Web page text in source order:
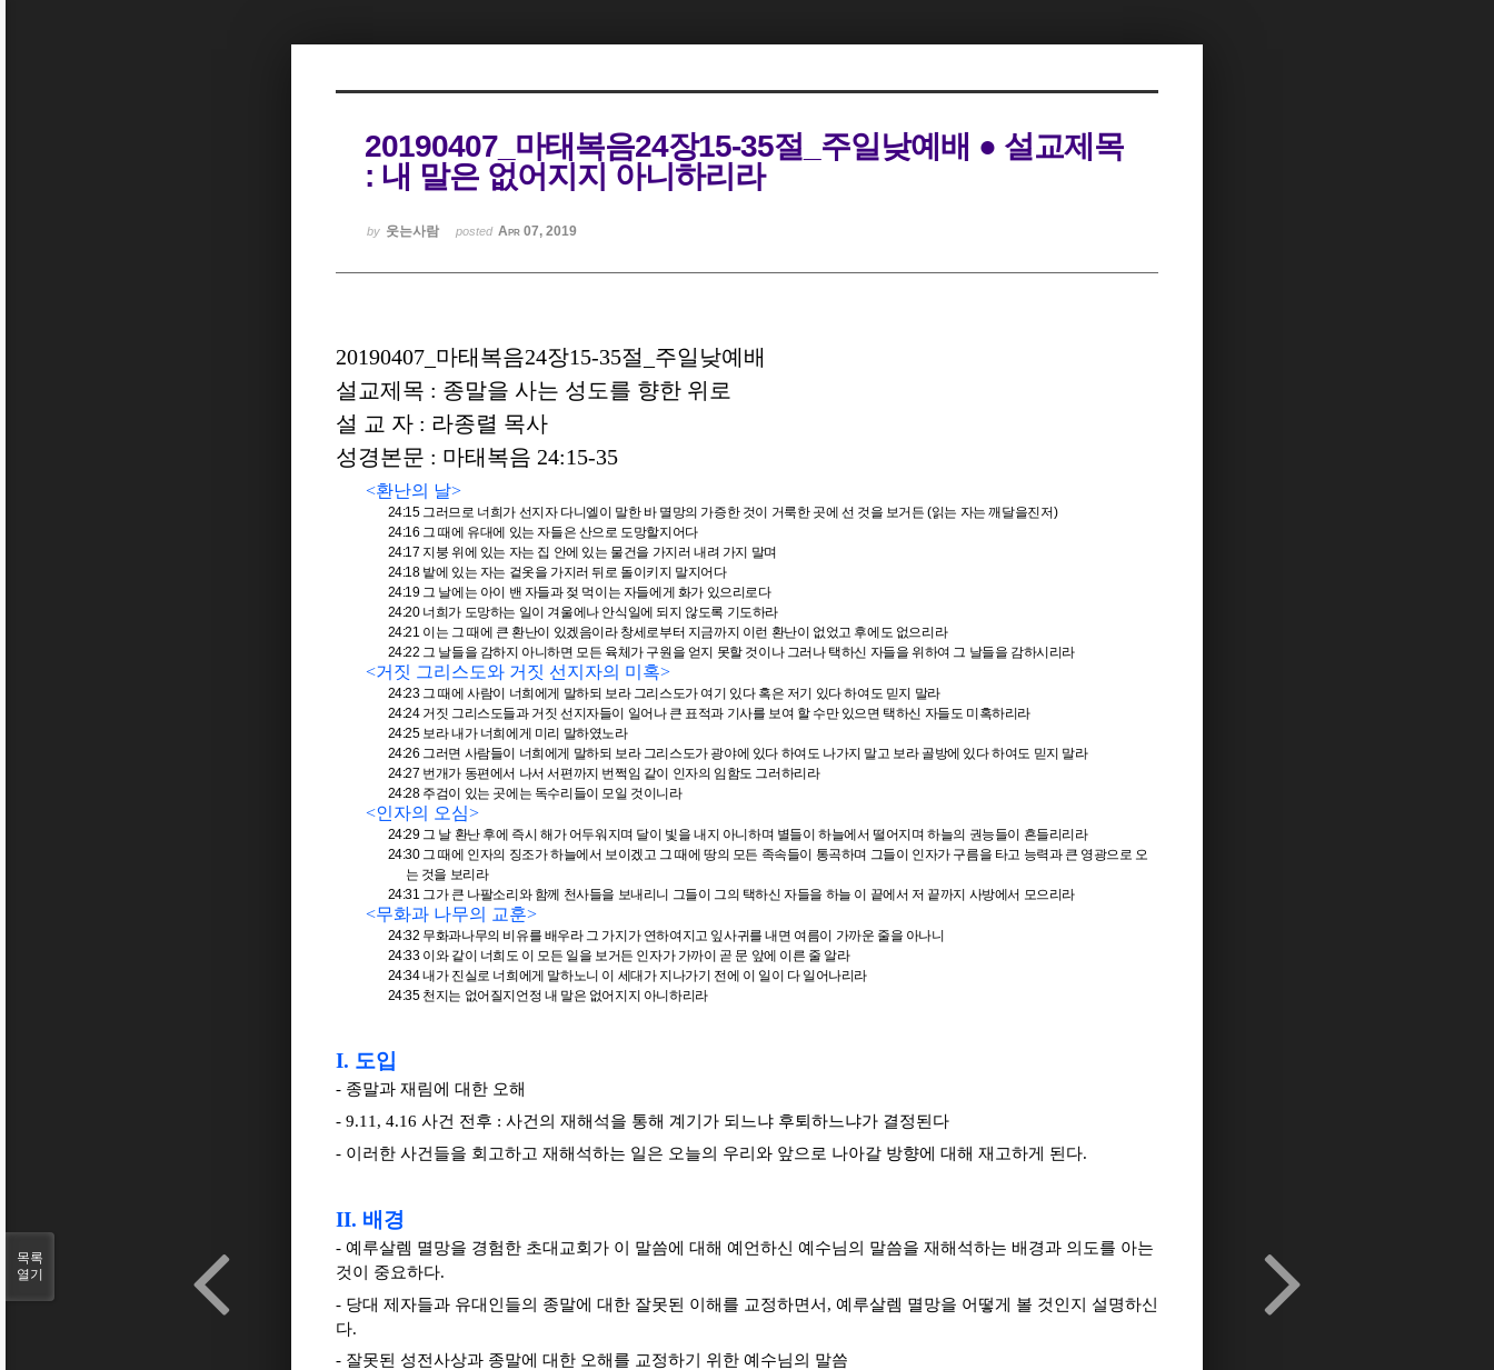
20190407_마태복음24장15-35절_주일낮예배 ● 설교제목
: 내 말은 없어지지 아니하리라
by 웃는사람 posted Apr 07, 2019
20190407_ 마태복음24장15-35절
주일낮예배
설교제목 : 종말을 사는 성도를 향한 위로
설 교 자 : 라종렬 목사
성경본문 : 마태복음 24:15-35
<환난의 날>
24:15 그러므로 너희가 선지자 다니엘이 말한 바 멸망의 가증한 것이 거룩한 곳에 선 것을 보거든(읽는 자는 깨달을진저)
24:16 그 때에 유대에 있는 자들은 산으로 도망할지어다
24:17 지붕 위에 있는 자는 집 안에 있는 물건을 가지러 내려 가지 말며
24:18 밭에 있는 자는 겉옷을 가지러 뒤로 돌이키지 말지어다
24:19 그 날에는 아이 밴 자들과 젖 먹이는 자들에게 화가 있으리로다
24:20 너희가 도망하는 일이 겨울에나 안식일에 되지 않도록 기도하라
24:21 이는 그 때에 큰 환난이 있겠음이라 창세로부터 지금까지 이런 환난이 없었고 후에도 없으리라
24:22 그 날들을 감하지 아니하면 모든 육체가 구원을 얻지 못할 것이나 그러나 택하신 자들을 위하여 그 날들을 감하시리라
<거짓 그리스도와 거짓 선지자의 미혹>
24:23 그 때에 사람이 너희에게 말하되 보라 그리스도가 여기 있다 혹은 저기 있다 하여도 믿지 말라
24:24 거짓 그리스도들과 거짓 선지자들이 일어나 큰 표적과 기사를 보여 할 수만 있으면 택하신 자들도 미혹하리라
24:25 보라 내가 너희에게 미리 말하였노라
24:26 그러면 사람들이 너희에게 말하되 보라 그리스도가 광야에 있다 하여도 나가지 말고 보라 골방에 있다 하여도 믿지 말라
24:27 번개가 동편에서 나서 서편까지 번쩍임 같이 인자의 임함도 그러하리라
24:28 주검이 있는 곳에는 독수리들이 모일 것이니라
<인자의 오심>
24:29 그 날 환난 후에 즉시 해가 어두워지며 달이 빛을 내지 아니하며 별들이 하늘에서 떨어지며 하늘의 권능들이 흔들리리라
24:30 그 때에 인자의 징조가 하늘에서 보이겠고 그 때에 땅의 모든 족속들이 통곡하며 그들이 인자가 구름을 타고 능력과 큰 영광으로 오
는 것을 보리라
24:31 그가 큰 나팔소리와 함께 천사들을 보내리니 그들이 그의 택하신 자들을 하늘 이 끝에서 저 끝까지 사방에서 모으리라
<무화과 나무의 교훈>
24:32 무화과나무의 비유를 배우라 그 가지가 연하여지고 잎사귀를 내면 여름이 가까운 줄을 아나니
24:33 이와 같이 너희도 이 모든 일을 보거든 인자가 가까이 곧 문 앞에 이른 줄 알라
24:34내가 진실로 너희에게 말하노니 이 세대가 지나가기 전에 이 일이 다 일어나리라
24:35 천지는 없어질지언정 내 말은 없어지지 아니하리라
I. 도입
- 종말과 재림에 대한 오해
- 9.11, 4.16 사건 전후 : 사건의 재해석을 통해 계기가 되느냐 후퇴하느냐가 결정된다
- 이러한 사건들을 회고하고 재해석하는 일은 오늘의 우리와 앞으로 나아갈 방향에 대해 재고하게 된다.
II. 배경
- 예루살렘 멸망을 경험한 초대교회가 이 말씀에 대해 예언하신 예수님의 말씀을 재해석하는 배경과 의도를 아는
것이 중요하다.
- 당대 제자들과 유대인들의 종말에 대한 잘못된 이해를 교정하면서, 예루살렘 멸망을 어떻게 볼 것인지 설명하신
다.
- 잘못된 성전사상과 종말에 대한 오해를 교정하기 위한 예수님의 말씀
목록
열기
Sketchbook5, 스케치북5
Sketchbook5, 스케치북5